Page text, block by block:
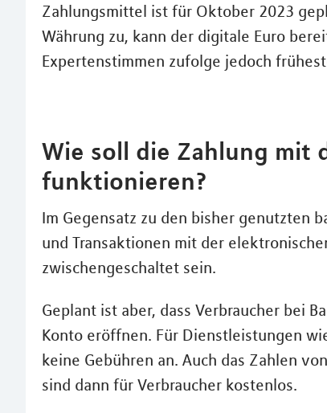
Zahlungsmittel ist für Oktober 2023
Währung zu, kann der digitale Euro
Expertenstimmen zufolge jedoch
Wie soll die Zahlung mit
funktionieren?
Im Gegensatz zu den bisher genutzten
und Transaktionen mit der
zwischengeschaltet sein.
Geplant ist aber, dass Verbraucher bei
Konto eröffnen. Für Dienstleistungen
keine Gebühren an. Auch das Zahlen
sind dann für Verbraucher kostenlos.